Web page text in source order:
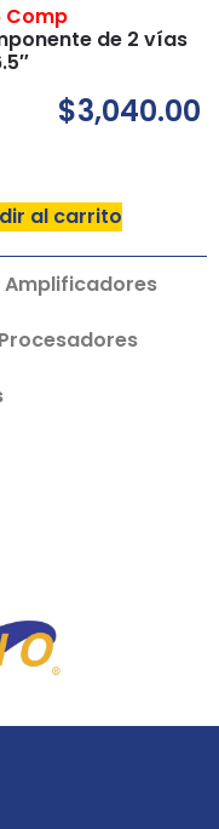
Comp
de 2 vías
$3,040.00
al carrito
Amplificadores
Procesadores